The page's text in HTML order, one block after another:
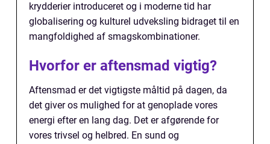
krydderier introduceret og i moderne tid har
globalisering og kulturel udveksling bidraget til en
mangfoldighed af smagskombinationer.
Hvorfor er aftensmad vigtig?
Aftensmad er det vigtigste måltid på dagen, da
det giver os mulighed for at genoplade vores
energi efter en lang dag. Det er afgørende for
vores trivsel og helbred. En sund og